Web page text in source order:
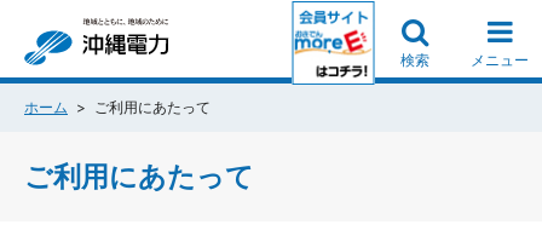
検索 メニュー
ホーム ご利用にあたって
ご利用にあたって